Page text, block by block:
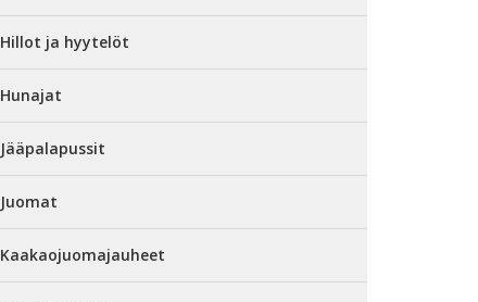
Hillot ja hyytelöt
Hunajat
Jääpalapussit
Juomat
Kaakaojuomajauheet